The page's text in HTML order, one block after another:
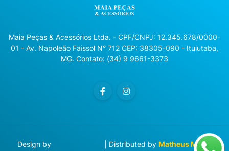
Maia Peças & Acessórios Ltda. - CPF/CNPJ: 12.345.678/0000-
01 - Av. Napoleão Faissol N° 712 CEP: 38305-090 - Ituiutaba,
MG. Contato: (34) 9 9661-3373
Design by | Distributed by Matheus Manzi